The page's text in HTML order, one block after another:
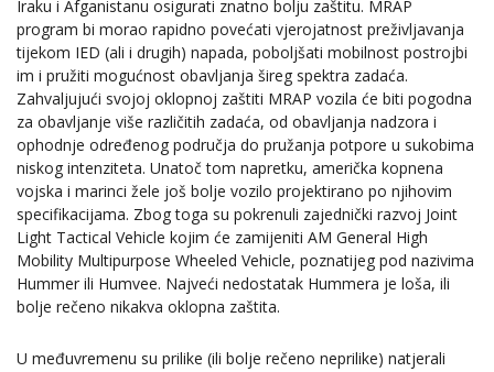
Iraku i Afganistanu osigurati znatno bolju zaštitu. MRAP
program bi morao rapidno povećati vjerojatnost preživljavanja
tijekom IED (ali i drugih) napada, poboljšati mobilnost postrojbi
im i pružiti mogućnost obavljanja šireg spektra zadaća.
Zahvaljujući svojoj oklopnoj zaštiti MRAP vozila će biti pogodna
za obavljanje više različitih zadaća, od obavljanja nadzora i
ophodnje određenog područja do pružanja potpore u sukobima
niskog intenziteta. Unatoč tom napretku, američka kopnena
vojska i marinci žele još bolje vozilo projektirano po njihovim
specifikacijama. Zbog toga su pokrenuli zajednički razvoj Joint
Light Tactical Vehicle kojim će zamijeniti AM General High
Mobility Multipurpose Wheeled Vehicle, poznatijeg pod nazivima
Hummer ili Humvee. Najveći nedostatak Hummera je loša, ili
bolje rečeno nikakva oklopna zaštita.
U međuvremenu su prilike (ili bolje rečeno neprilike) natjerali